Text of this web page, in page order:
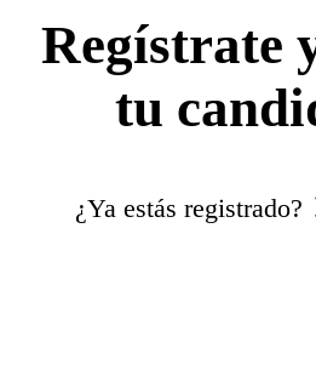
Regístrate
tu
¿Ya estás registrado?